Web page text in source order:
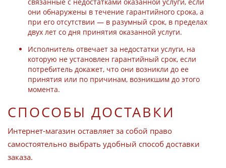
они обнаружены в течение гарантийного срока, а
при его отсутствии — в разумный срок, в пределах
двух лет со дня принятия оказанной услуги.
Исполнитель отвечает за недостатки услуги, на
которую не установлен гарантийный срок, если
потребитель докажет, что они возникли до ее
принятия или по причинам, возникшим до этого
момента.
СПОСОБЫ ДОСТАВКИ
Интернет-магазин оставляет за собой право
самостоятельно выбрать удобный способ доставки
заказа.